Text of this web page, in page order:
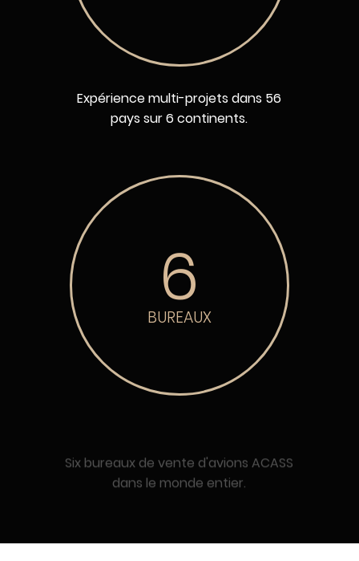
Expérience multi-projets dans 56
pays sur 6 continents.
6
BUREAUX